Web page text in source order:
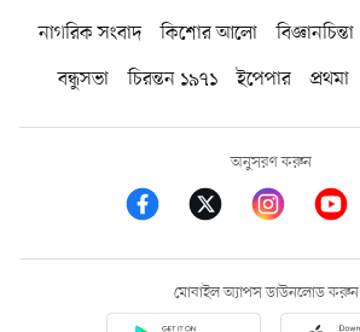
নাগরিক সংবাদ কিশোর আলো বিজ্ঞানচিন্তা
বন্ধুসভা
চিরন্তন ১৯৭১ ইপেপার প্রথমা
অনুসরণ করুন
মোবাইল অ্যাপস ডাউনলোড করুন